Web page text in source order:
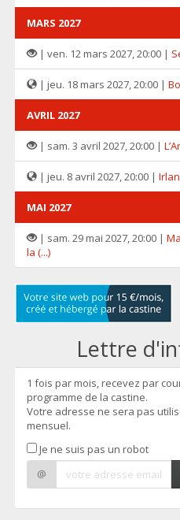
MARS 2027
| ven. 12 mars 2027, 20:00 |
| jeu. 18 mars 2027, 20:00 |
AVRIL 2027
| sam. 3 avril 2027, 20:00 |
| jeu. 8 avril 2027, 20:00 |
MAI 2027
| sam. 29 mai 2027, 20:00 |
la (...)
Lettre
1 fois par mois, recevez par
programme de la castine.
Votre adresse ne sera pas
mensuel.
Je ne suis pas un robot
@